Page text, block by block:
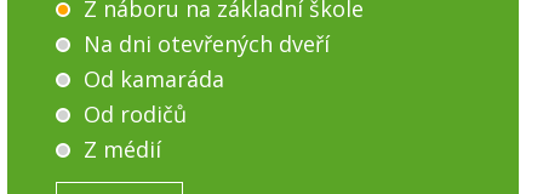
Z náboru na základní škole
Na dni otevřených dveří
Od kamaráda
Od rodičů
Z médií